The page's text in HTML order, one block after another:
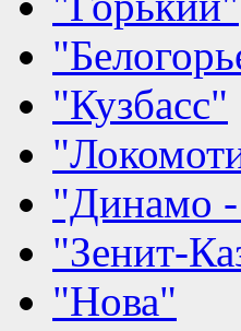
"Кузбасс"
"Динамо
"Зенит-
"Нова"